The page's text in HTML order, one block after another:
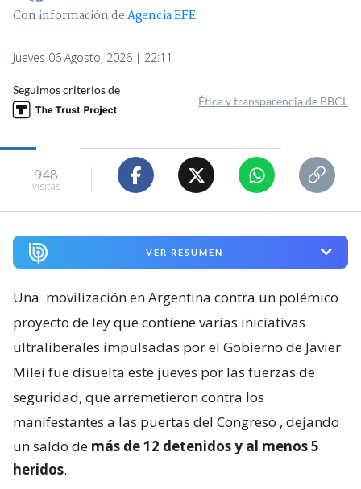
Con información deAgencia EFE
Jueves 06 Agosto, 2026 | 22:11
Seguimos criterios de
Ética y transparencia de BBCL
948
visitas
VER RESUMEN
Una movilización en Argentina contra un polémico
proyecto de ley que contiene varias iniciativas
ultraliberales impulsadas por el Gobierno de Javier
Milei fue disuelta este jueves por las fuerzas de
seguridad, que arremetieron contra los
manifestantes a las puertas del Congreso , dejando
un saldo de más de 12 detenidos y al menos 5
heridos.